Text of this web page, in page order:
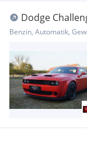
Dodge
V8, UNFALLFREI,
Benzin, Automatik,